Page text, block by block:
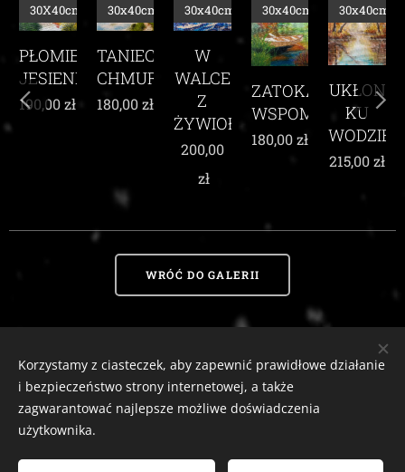
TANIEC
CHMUR
30x40cm
180,00zł
W
WALCE
Z
ŻYWIOŁEM
30x40cm
ZATOKA
WSPOMNIEŃ
30x40cm
UKŁON
KU
WODZIE
30x40cm
WŚRÓD
MAKÓW
30x40cm
210,00zł
WRÓĆ DO GALERII
Zaciszny Zakątek Zawoja|Zawoja 1811, 34-222 Zawoja, woj. małopolskie
Email:zaciszny.zakatek.zawoja@gmail.com |Tel:604-643-167 |
Odstąp od umowytutaj Ciasteczka
Korzystamy z ciasteczek, aby zapewnić prawidłowe działanie
i bezpieczeństwo strony internetowej, a także
zagwarantować najlepsze możliwe doświadczenia
użytkownika.